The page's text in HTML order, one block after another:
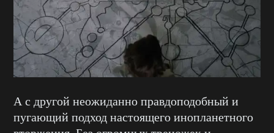
А с другой неожиданно правдоподобный и
пугающий подход настоящего инопланетного